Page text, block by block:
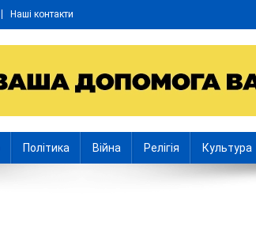
Наші контакти
Політика Війна Релігія Культура